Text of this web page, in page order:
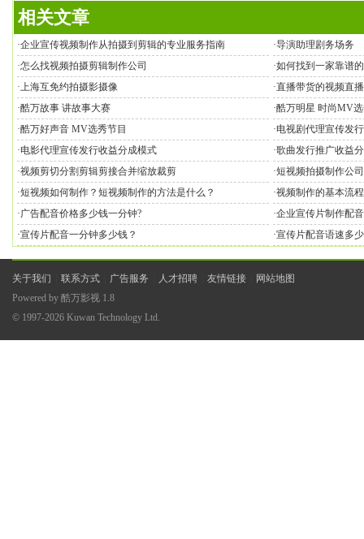
相关文章
·企业宣传视频制作从拍摄到剪辑的专业服务指南 ·导演助理剧务场务
·怎么找视频拍摄剪辑制作公司 ·如何找到一家靠谱
·上海互免约拍摄影摄像 ·直播带货的视频直
·酷万故事 讲故事大赛 ·酷万明星 时尚MV
·酷万好声音 MV选秀节目 ·电视剧代理宣传发
·电影代理宣传发行收益分成模式 ·歌曲发行推广收益
·视频剪切分割剪辑剪接合并缩放裁剪 ·短视频拍摄制作公
·短视频如何制作？短视频制作的方法是什么？ ·视频制作的基本流
·广告配音价格多少钱一分钟? ·企业宣传片制作配
·宣传片配音一分钟多少钱？ ·宣传片配音语速多
关于我们 联系方式 广告服务 人才招聘 友情链接
网站地图
Powered by 酷万影视 1.8
© 1997-2026 Kuwan Technology Ltd.